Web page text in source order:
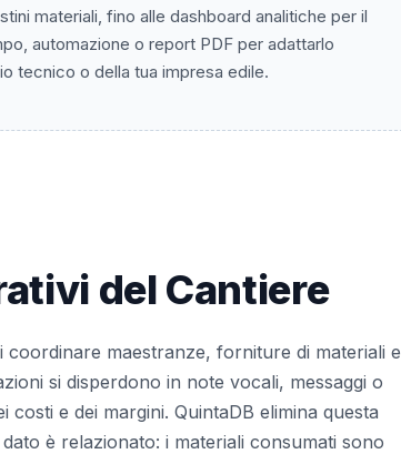
materiali, fino alle dashboard analitiche per il
automazione o report PDF per adattarlo
tecnico o della tua impresa edile.
del Cantiere
maestranze, forniture di materiali e
si disperdono in note vocali, messaggi o
e dei margini. QuintaDB elimina questa
è relazionato: i materiali consumati sono